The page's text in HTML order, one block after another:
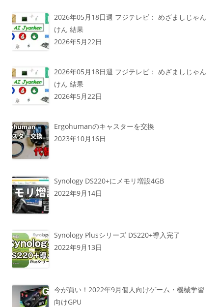
2026年05月18日週 フジテレビ： めざましじゃん
けん 結果
2026年5月22日
2026年05月18日週 フジテレビ： めざましじゃん
けん 結果
2026年5月22日
Ergohumanのキャスターを交換
2023年10月16日
Synology DS220+にメモリ増設4GB
2022年9月14日
Synology Plusシリーズ DS220+導入完了
2022年9月13日
今が買い！2022年9月個人向けゲーム・機械学習
向けGPU